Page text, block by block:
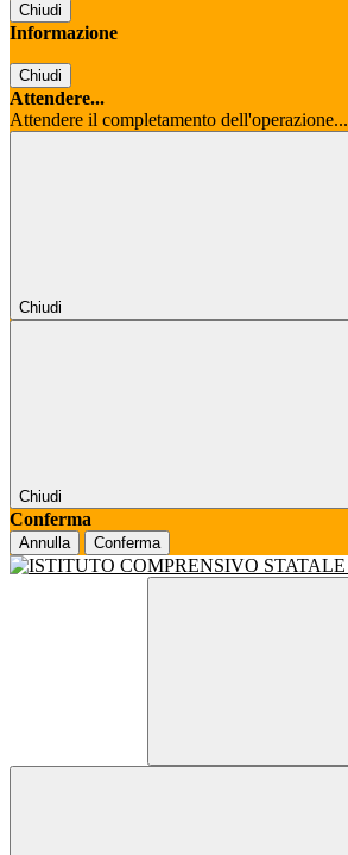
Chiudi
Informazione
Chiudi
Attendere...
Attendere il completamento dell'operazione...
Chiudi
Chiudi
Conferma
Annulla Conferma